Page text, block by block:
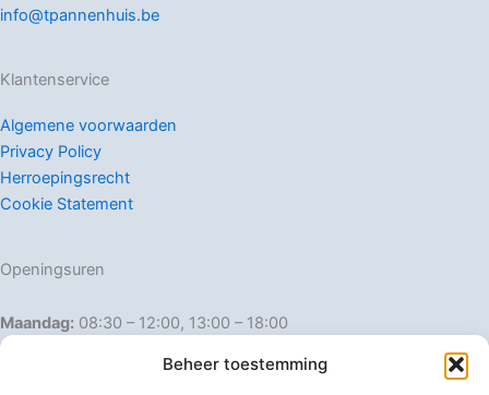
Beheer toestemming
info@tpannenhuis.be
Klantenservice
Algemene voorwaarden
Privacy Policy
Herroepingsrecht
Cookie Statement
Openingsuren
Maandag: 08:30 – 12:00, 13:00 – 18:00
Dinsdag:
08:30 – 12:00, 13:00 – 18:00